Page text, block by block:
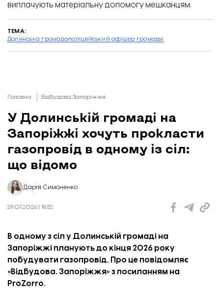
виплачують матеріальну допомогу мешканцям.
ТЕМА:
Долинська громадаполіцейський офіцер громади
Головна Відбудова Запоріжжя
У Долинській громаді на
Запоріжжі хочуть прокласти
газопровід в одному із сіл:
що відомо
Дарія Симоненко
29.01.2026 | 18:52
В одному з сіл у Долинській громаді на
Запоріжжі планують до кінця 2026 року
побудувати газопровід. Про це повідомляє
«Відбудова. Запоріжжя» з посиланням на
ProZorro.